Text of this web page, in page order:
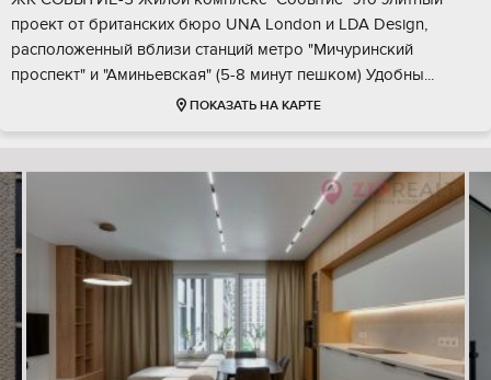
проект от британских бюро UNA London и LDA Design,
расположенный вблизи станций метро "Мичуринский
проспект" и "Аминьевская" (5-8 минут пешком) Удобны...
ПОКАЗАТЬ НА КАРТЕ